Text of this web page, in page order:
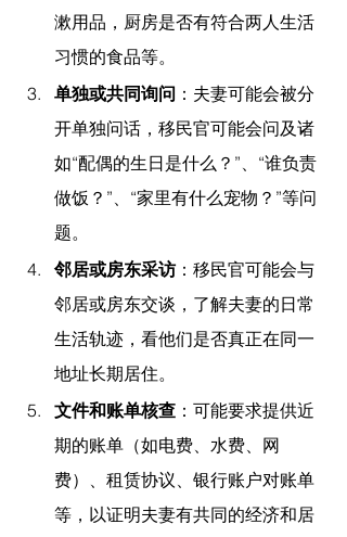
漱用品，厨房是否有符合两人生活
习惯的食品等。
单独或共同询问 ：夫妻可能会被分
开单独问话，移民官可能会问及诸
如“配偶的生日是什么？”、“谁负责
做饭？”、“家里有什么宠物？”等问
题。
邻居或房东采访：移民官可能会与
邻居或房东交谈，了解夫妻的日常
生活轨迹，看他们是否真正在同一
地址长期居住。
文件和账单核查 ：可能要求提供近
期的账单（如电费、水费、网
费）、租赁协议、银行账户对账单
等，以证明夫妻有共同的经济和居